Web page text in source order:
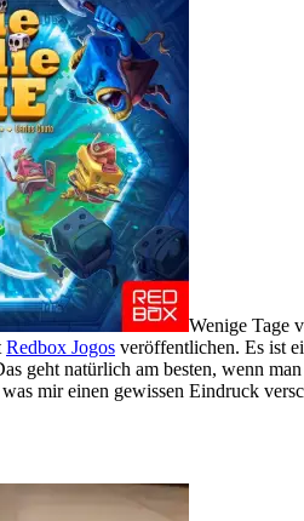
Wenige Tage
Redbox Jogos veröffentlichen. Es ist
geht natürlich am besten, wenn
mir einen gewissen Eindruck